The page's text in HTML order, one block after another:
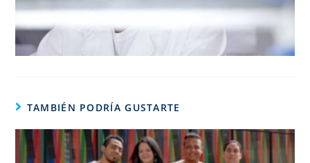
TAMBIÉN PODRÍA GUSTARTE